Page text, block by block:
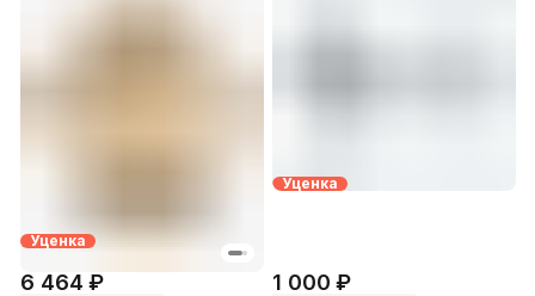
Уценка
6 464 ₽
Уценка
1 000 ₽